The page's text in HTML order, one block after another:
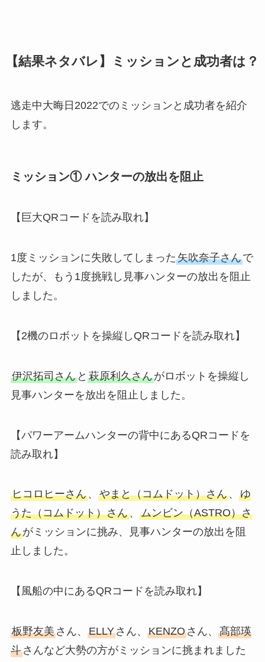
【結果ネタバレ】ミッションと成功者は？
逃走中大晦日2022でのミッションと成功者を紹介
します。
ミッション① ハンターの放出を阻止
【巨大QRコードを読み取れ】
1度ミッションに失敗してしまった矢吹奈子さんで
したが、もう1度挑戦し見事ハンターの放出を阻止
しました。
【2機のロボットを操縦しQRコードを読み取れ】
伊沢拓司さんと 萩原利久さんがロボットを操縦し
見事ハンターを放出を阻止しました。
【パワーアームハンターの背中にあるQRコードを
読み取れ】
ヒコロヒーさん、 やまと（コムドット）さん、 ゆ
うた（コムドット）さん、 ムンビン（ASTRO）さ
んがミッションに挑み、見事ハンターの放出を阻
止しました。
【風船の中にあるQRコードを読み取れ】
板野友美さん、 ELLYさん、 KENZOさん、 髙部瑛
斗さんなど大勢の方がミッションに挑まれました